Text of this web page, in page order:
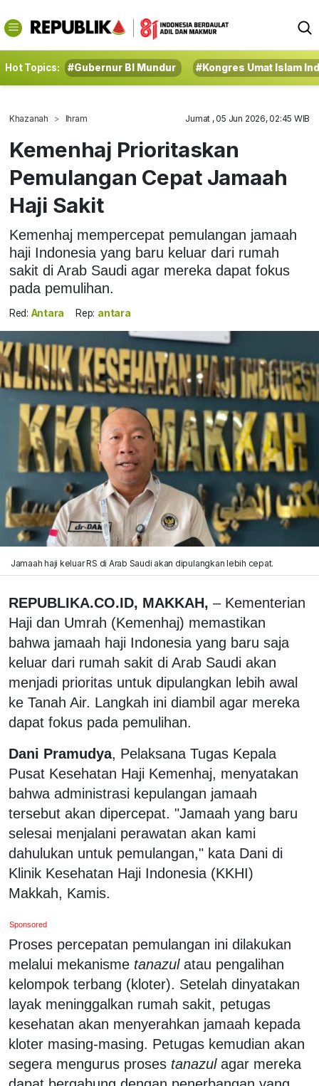
Hot Topics: #Gubernur BI Mundur #Kongres Umat Islam
Khazanah Ihram Jumat , 05 Jun 2026, 02:45 WIB
Kemenhaj Prioritaskan
Pemulangan Cepat Jamaah
Haji Sakit
Kemenhaj mempercepat pemulangan jamaah
haji Indonesia yang baru keluar dari rumah
sakit di Arab Saudi agar mereka dapat fokus
pada pemulihan.
Red: Antara Rep: antara
Jamaah haji keluar RS di Arab Saudi akan dipulangkan lebih cepat.
REPUBLIKA.CO.ID, MAKKAH, – Kementerian
Haji dan Umrah (Kemenhaj) memastikan
bahwa jamaah haji Indonesia yang baru saja
keluar dari rumah sakit di Arab Saudi akan
menjadi prioritas untuk dipulangkan lebih awal
ke Tanah Air. Langkah ini diambil agar mereka
dapat fokus pada pemulihan.
Dani Pramudya, Pelaksana Tugas Kepala
Pusat Kesehatan Haji Kemenhaj, menyatakan
bahwa administrasi kepulangan jamaah
tersebut akan dipercepat. "Jamaah yang baru
selesai menjalani perawatan akan kami
dahulukan untuk pemulangan," kata Dani di
Klinik Kesehatan Haji Indonesia (KKHI)
Makkah, Kamis.
Sponsored
Proses percepatan pemulangan ini dilakukan
melalui mekanisme tanazulatau pengalihan
kelompok terbang (kloter). Setelah dinyatakan
layak meninggalkan rumah sakit, petugas
kesehatan akan menyerahkan jamaah kepada
kloter masing-masing. Petugas kemudian akan
segera mengurus proses tanazulagar mereka